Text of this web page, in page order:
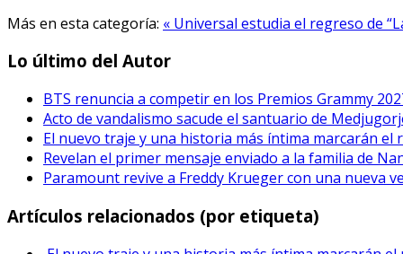
Más en esta categoría: « Universal estudia el regreso de
Lo último del Autor
BTS renuncia a competir en los Premios Grammy
Acto de vandalismo sacude el santuario de
El nuevo traje y una historia más íntima marcarán el
Revelan el primer mensaje enviado a la familia de
Paramount revive a Freddy Krueger con una nueva
Artículos relacionados (por etiqueta)